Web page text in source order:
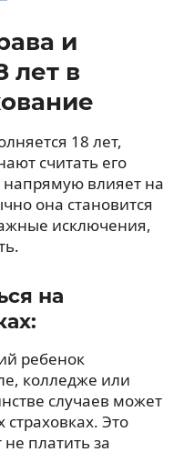
и
лет в
18 лет,
считать его
напрямую влияет на
она становится
исключения,
на
ребенок
колледже или
случаев может
Это
платить за